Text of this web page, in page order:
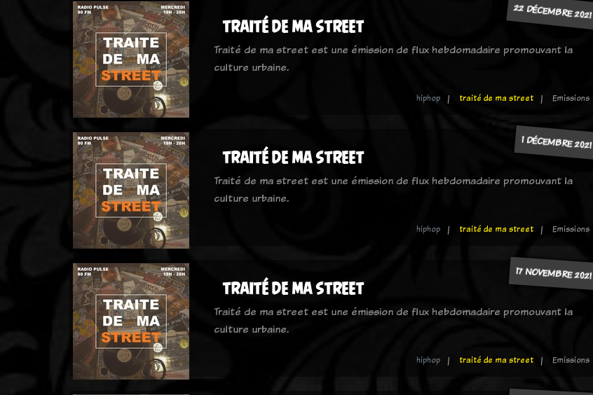
22 DÉCEMBRE 2021
traité de ma street
Traité de ma street est une émission de flux hebdomadaire promouvant la
culture urbaine.
hiphop traité de ma street Emissions
1 DÉCEMBRE 2021
traité de ma street
Traité de ma street est une émission de flux hebdomadaire promouvant la
culture urbaine.
hiphop traité de ma street Emissions
17 NOVEMBRE 2021
traité de ma street
Traité de ma street est une émission de flux hebdomadaire promouvant la
culture urbaine.
hiphop traité de ma street Emissions